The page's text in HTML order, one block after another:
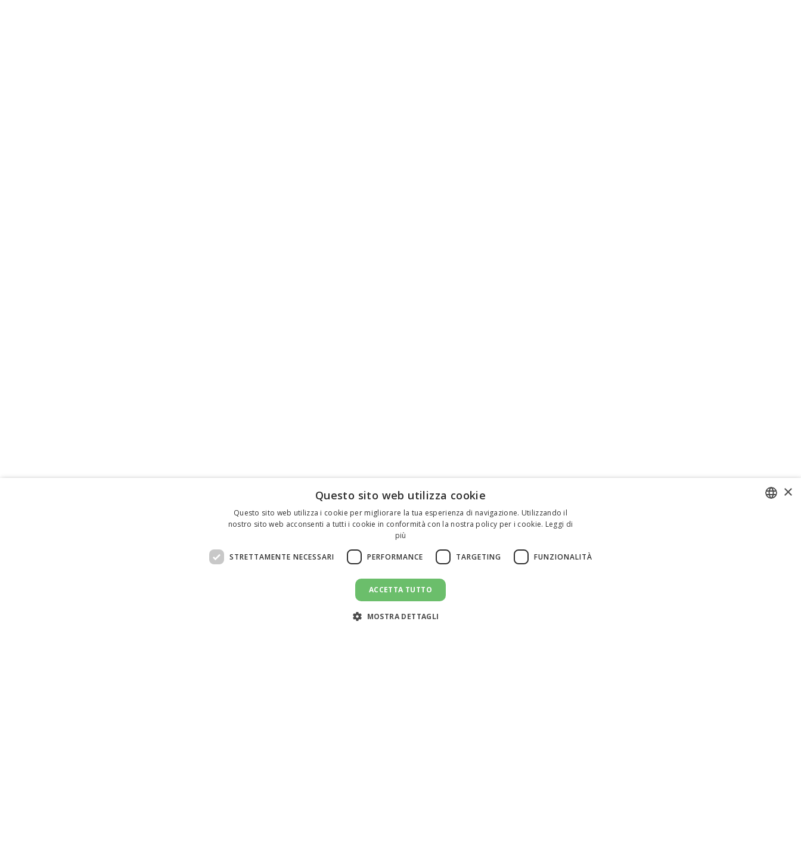
×
Questo sito web utilizza cookie
Questo sito web utilizza i cookie per migliorare la tua esperienza di navigazione. Utilizzando il
nostro sito web acconsenti a tutti i cookie in conformità con la nostra policy per i cookie. Leggi di
più
STRETTAMENTE NECESSARI PERFORMANCE TARGETING FUNZIONALITÀ
ACCETTA TUTTO
MOSTRA DETTAGLI